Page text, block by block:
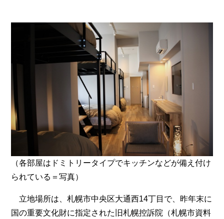
（各部屋はドミトリータイプでキッチンなどが備え付け
られている＝写真）
立地場所は、札幌市中央区大通西14丁目で、昨年末に
国の重要文化財に指定された旧札幌控訴院（札幌市資料